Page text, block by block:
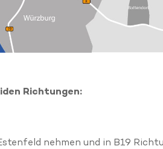
Richtungen:
nehmen und in B19